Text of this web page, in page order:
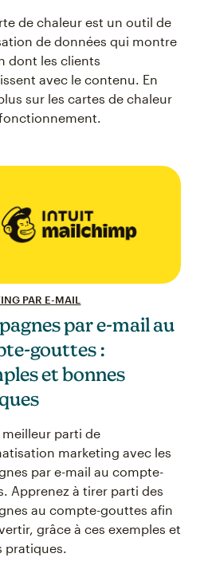
de chaleur est un outil de
de données qui montre
dont les clients
avec le contenu. En
sur les cartes de chaleur
PAR E-MAIL
par e-mail au
gouttes :
et bonnes
meilleur parti de
marketing avec les
par e-mail au compte-
Apprenez à tirer parti des
au compte-gouttes afin
grâce à ces exemples et
pratiques.